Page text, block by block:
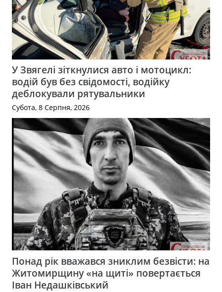
У Звягелі зіткнулися авто і мотоцикл:
водій був без свідомості, водійку
деблокували рятувальники
Субота, 8 Серпня, 2026
Понад рік вважався зниклим безвісти: на
Житомирщину «на щиті» повертається
Іван Недашківський